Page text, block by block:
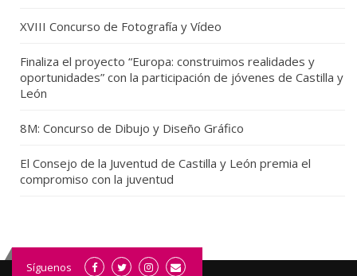
XVIII Concurso de Fotografía y Vídeo
Finaliza el proyecto “Europa: construimos realidades y
oportunidades” con la participación de jóvenes de Castilla y
León
8M: Concurso de Dibujo y Diseño Gráfico
El Consejo de la Juventud de Castilla y León premia el
compromiso con la juventud
Síguenos